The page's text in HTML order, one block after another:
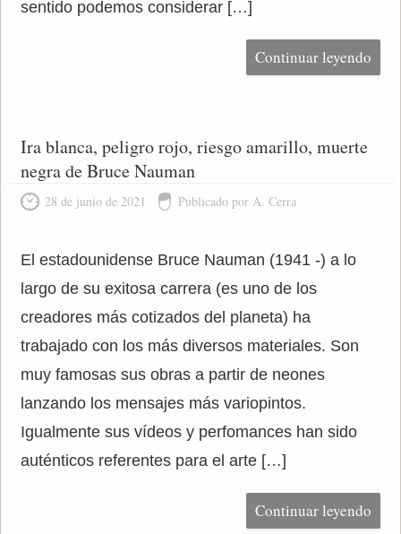
sentido podemos considerar […]
Continuar leyendo
Ira blanca, peligro rojo, riesgo amarillo, muerte
negra de Bruce Nauman
28 de junio de 2021 Publicado por A. Cerra
El estadounidense Bruce Nauman (1941 -) a lo
largo de su exitosa carrera (es uno de los
creadores más cotizados del planeta) ha
trabajado con los más diversos materiales. Son
muy famosas sus obras a partir de neones
lanzando los mensajes más variopintos.
Igualmente sus vídeos y perfomances han sido
auténticos referentes para el arte […]
Continuar leyendo